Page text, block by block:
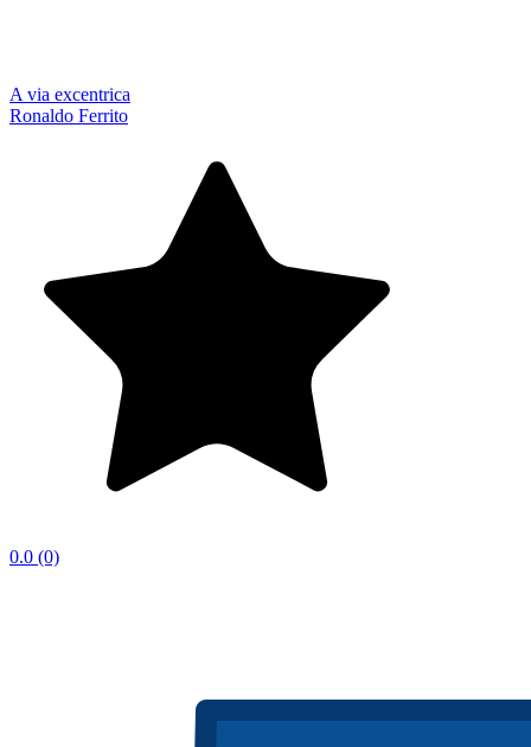
A via excentrica
Ronaldo Ferrito
0.0 (0)